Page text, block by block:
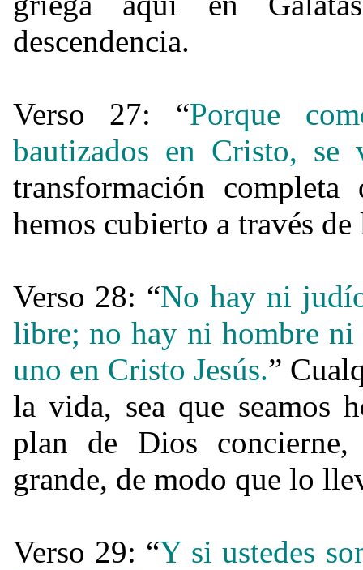
descendencia.
Verso 27: “Porque
bautizados en Cristo,
transformación
hemos cubierto a través
Verso 28: “No hay ni
libre; no hay ni hombre ni
uno en Cristo Jesús.”
la vida, sea que seamos
plan de Dios
grande, de modo que lo
Verso 29: “Y si ustedes